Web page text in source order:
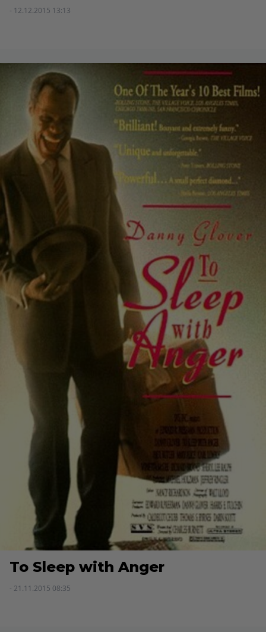
- 12.12.2015 13:13
To Sleep with Anger
- 21.11.2015 08:35